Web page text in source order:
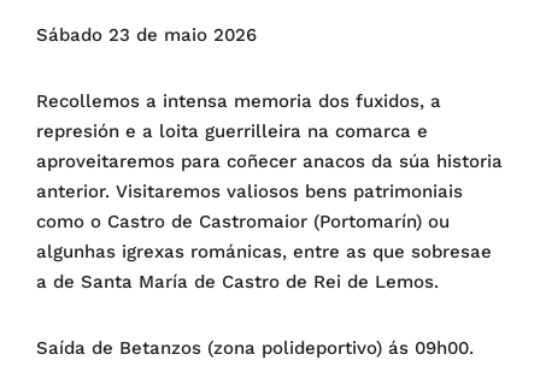
Sábado 23 de maio 2026
Recollemos a intensa memoria dos fuxidos, a
represión e a loita guerrilleira na comarca e
aproveitaremos para coñecer anacos da súa historia
anterior. Visitaremos valiosos bens patrimoniais
como o Castro de Castromaior (Portomarín) ou
algunhas igrexas románicas, entre as que sobresae
a de Santa María de Castro de Rei de Lemos.
Saída de Betanzos (zona polideportivo) ás 09h00.